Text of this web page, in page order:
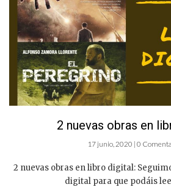
2 nuevas obras en
17 junio, 2020 | 0
2 nuevas obras en libro digital:
digital para que podáis